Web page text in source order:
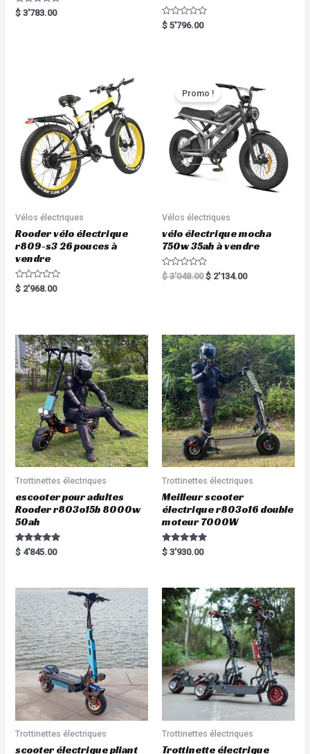
R
a
$ 3'783.00
R
a
$ 5'796.00
Vélos électriques
Rooder vélo électrique
r809-s3 26 pouces à
vendre
R
a
o
u
t
o
f
5
$ 2'968.00
Promo !
Vélos électriques
vélo électrique mocha
750w 35ah à vendre
R
a
t
o
f
5
$3'048.00 $ 2'134.00
Trottinettes électriques
escooter pour adultes
Rooder r803o15b 8000w
50ah
Rated
5.00
$ 4'845.00
Trottinettes électriques
Meilleur scooter
électrique r803o16 double
moteur 7000W
Rated
5.00
$ 3'930.00
Trottinettes électriques
scooter électrique pliant
Trottinettes électriques
Trottinette électrique